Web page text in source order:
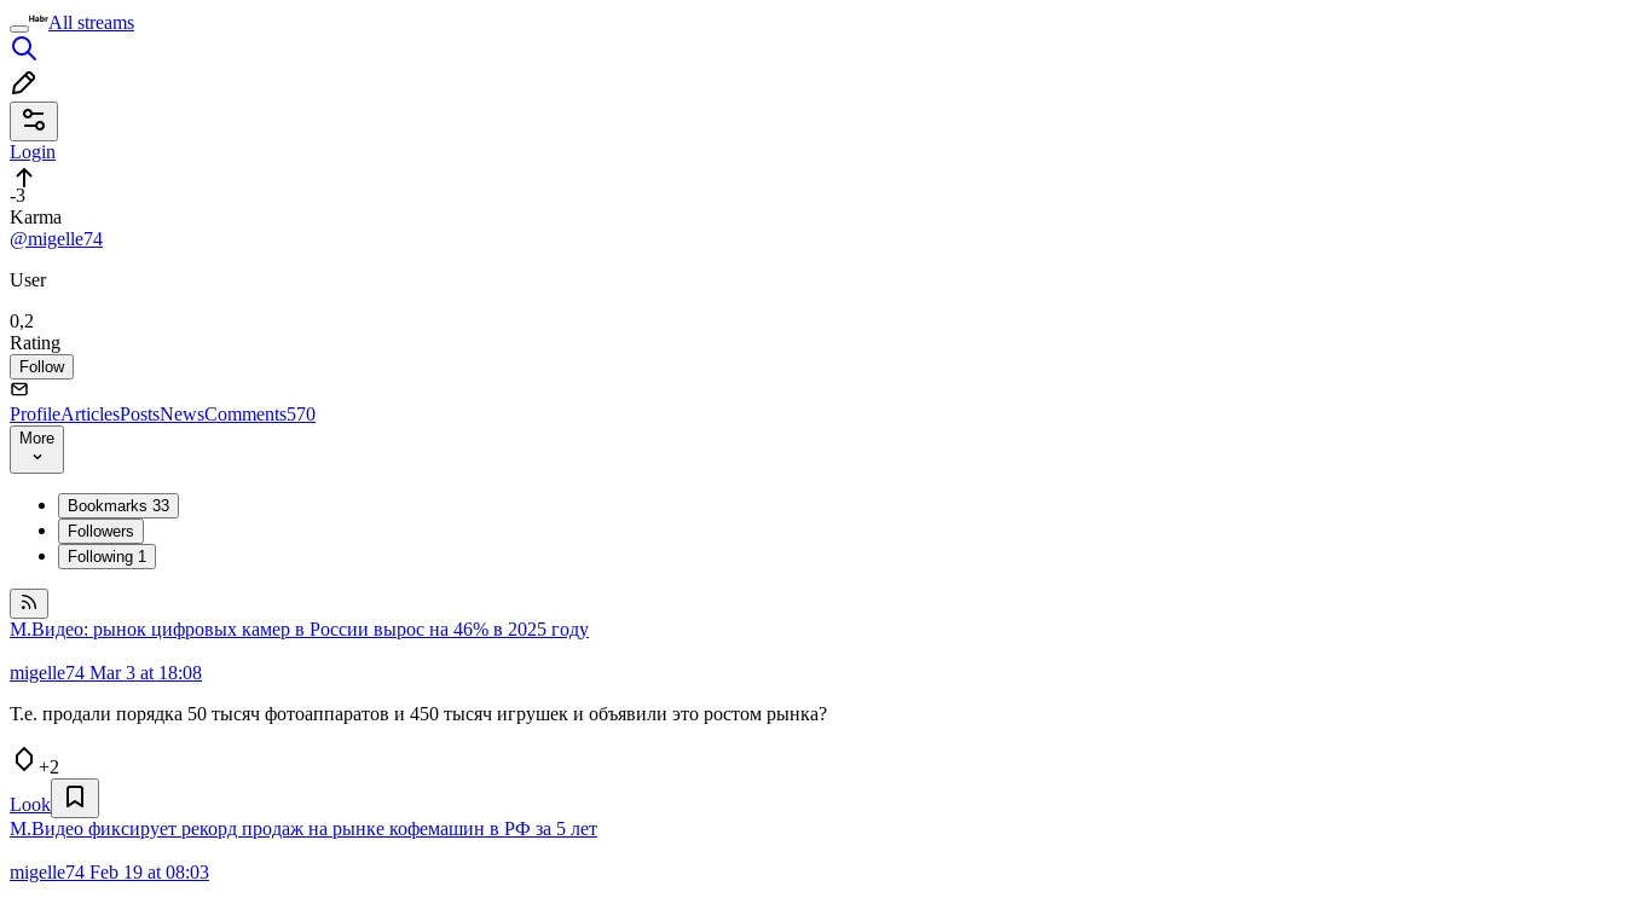
All streams
Login
-3
Karma
@migelle74
User
0,2
Rating
Follow
ProfileArticlesPostsNewsComments570
More
Bookmarks 33
Followers
Following 1
М.Видео: рынок цифровых камер в России вырос на 46% в 2025 году
migelle74 Mar 3 at 18:08
Т.е. продали порядка 50 тысяч фотоаппаратов и 450 тысяч игрушек и объявили это ростом рынка?
+2
Look
М.Видео фиксирует рекорд продаж на рынке кофемашин в РФ за 5 лет
migelle74 Feb 19 at 08:03